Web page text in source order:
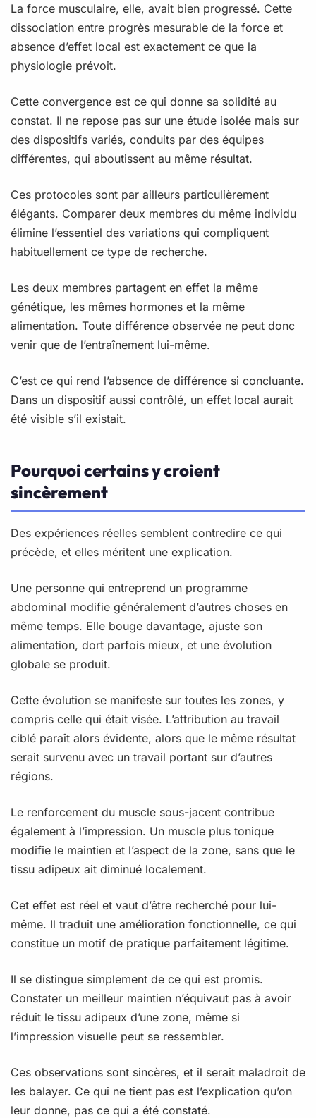
La force musculaire, elle, avait bien progressé. Cette
dissociation entre progrès mesurable de la force et
absence d’effet local est exactement ce que la
physiologie prévoit.
Cette convergence est ce qui donne sa solidité au
constat. Il ne repose pas sur une étude isolée mais sur
des dispositifs variés, conduits par des équipes
différentes, qui aboutissent au même résultat.
Ces protocoles sont par ailleurs particulièrement
élégants. Comparer deux membres du même individu
élimine l’essentiel des variations qui compliquent
habituellement ce type de recherche.
Les deux membres partagent en effet la même
génétique, les mêmes hormones et la même
alimentation. Toute différence observée ne peut donc
venir que de l’entraînement lui-même.
C’est ce qui rend l’absence de différence si concluante.
Dans un dispositif aussi contrôlé, un effet local aurait
été visible s’il existait.
Pourquoi certains y croient
sincèrement
Des expériences réelles semblent contredire ce qui
précède, et elles méritent une explication.
Une personne qui entreprend un programme
abdominal modifie généralement d’autres choses en
même temps. Elle bouge davantage, ajuste son
alimentation, dort parfois mieux, et une évolution
globale se produit.
Cette évolution se manifeste sur toutes les zones, y
compris celle qui était visée. L’attribution au travail
ciblé paraît alors évidente, alors que le même résultat
serait survenu avec un travail portant sur d’autres
régions.
Le renforcement du muscle sous-jacent contribue
également à l’impression. Un muscle plus tonique
modifie le maintien et l’aspect de la zone, sans que le
tissu adipeux ait diminué localement.
Cet effet est réel et vaut d’être recherché pour lui-
même. Il traduit une amélioration fonctionnelle, ce qui
constitue un motif de pratique parfaitement légitime.
Il se distingue simplement de ce qui est promis.
Constater un meilleur maintien n’équivaut pas à avoir
réduit le tissu adipeux d’une zone, même si
l’impression visuelle peut se ressembler.
Ces observations sont sincères, et il serait maladroit de
les balayer. Ce qui ne tient pas est l’explication qu’on
leur donne, pas ce qui a été constaté.